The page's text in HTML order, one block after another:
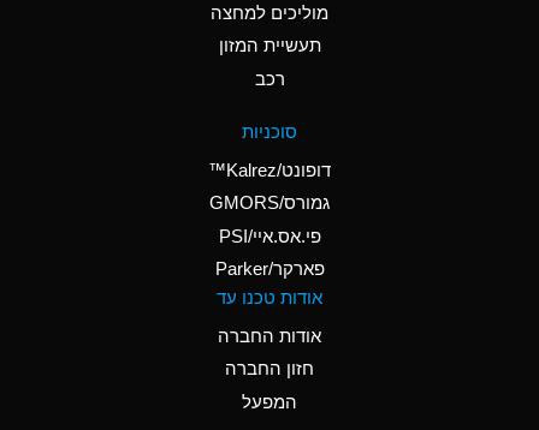
Ammonium Nitrite
Ammonium Persulfate
Ammonium Phosphate
A
Ammonium Sulfate
A
Amyl Acetate (Banana
מוליכים למחצה
תעשיית המזון
רכב
סוכניות
דופונט/Kalrez™
גמורס/GMORS
פי.אס.איי/PSI
פארקר/Parker
אודות טכנו עד
אודות החברה
חזון החברה
המפעל